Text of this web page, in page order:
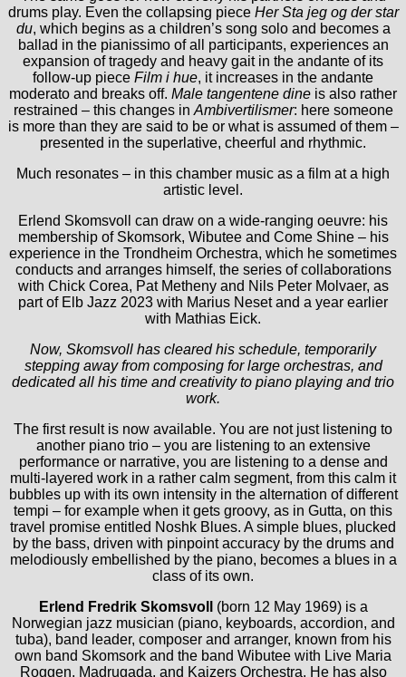
drums play. Even the collapsing piece Her Sta jeg og der star
du, which begins as a children’s song solo and becomes a
ballad in the pianissimo of all participants, experiences an
expansion of tragedy and heavy gait in the andante of its
follow-up piece Film i hue, it increases in the andante
moderato and breaks off. Male tangentene dine is also rather
restrained – this changes in Ambivertilismer: here someone
is more than they are said to be or what is assumed of them –
presented in the superlative, cheerful and rhythmic.
Much resonates – in this chamber music as a film at a high
artistic level.
Erlend Skomsvoll can draw on a wide-ranging oeuvre: his
membership of Skomsork, Wibutee and Come Shine – his
experience in the Trondheim Orchestra, which he sometimes
conducts and arranges himself, the series of collaborations
with Chick Corea, Pat Metheny and Nils Peter Molvaer, as
part of Elb Jazz 2023 with Marius Neset and a year earlier
with Mathias Eick.
Now, Skomsvoll has cleared his schedule, temporarily
stepping away from composing for large orchestras, and
dedicated all his time and creativity to piano playing and trio
work.
The first result is now available. You are not just listening to
another piano trio – you are listening to an extensive
performance or narrative, you are listening to a dense and
multi-layered work in a rather calm segment, from this calm it
bubbles up with its own intensity in the alternation of different
tempi – for example when it gets groovy, as in Gutta, on this
travel promise entitled Noshk Blues. A simple blues, plucked
by the bass, driven with pinpoint accuracy by the drums and
melodiously embellished by the piano, becomes a blues in a
class of its own.
Erlend Fredrik Skomsvoll
(born 12 May 1969) is a
Norwegian jazz musician (piano, keyboards, accordion, and
tuba), band leader, composer and arranger, known from his
own band Skomsork and the band Wibutee with Live Maria
Roggen, Madrugada, and Kaizers Orchestra. He has also